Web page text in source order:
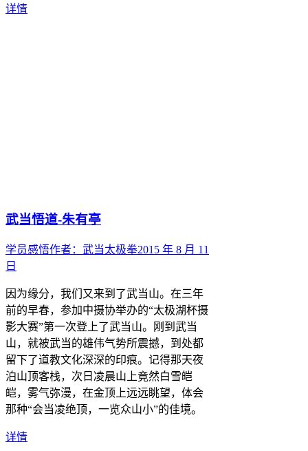
详情
武当悟道-朱有亭
学员感悟作者： 武当太极拳2015 年 8 月 11
日
因为缘分，我们又来到了武当山。在三年
前的早春，参加中摄协举办的“太极湖杯摄
影大赛”第一次登上了武当山。刚到武当
山，就被武当的雄伟气势所震撼，到处都
留下了道教文化深深的印痕。记得那天夜
泊山顶客栈，次日凌晨山上竟然白雪皑
皑，雾气弥漫，在金顶上远远眺望，体会
那种“会当凌绝顶，一览众山小”的佳境。
详情